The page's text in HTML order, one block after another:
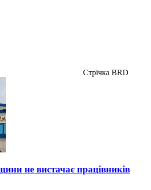
Стрічка BRD
не вистачає працівників